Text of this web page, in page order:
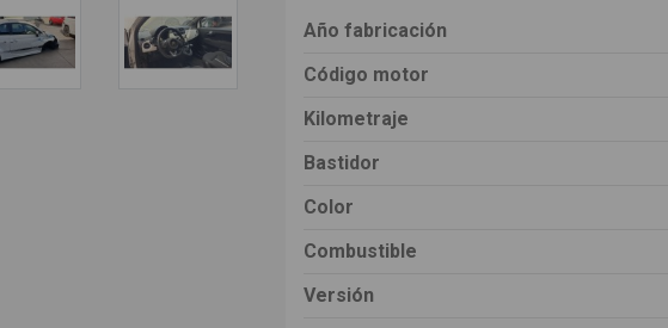
Año fabricación
Código motor
Kilometraje
Bastidor
Color
Combustible
Versión